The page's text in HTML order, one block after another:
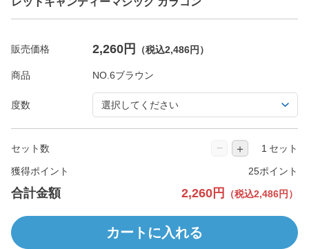
販売価格 2,260円 （税込2,486円）
商品
度数
セット数 − ＋ セット
獲得ポイント 25ポイント
合計金額 2,260円 （税込2,486円）
カートに入れる